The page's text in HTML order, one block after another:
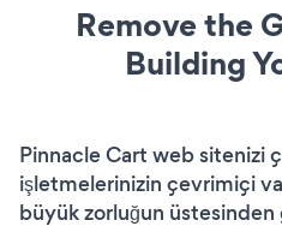
Remove the
Building
Pinnacle Cart web sitenizi
işletmelerinizin çevrimiçi
büyük zorluğun